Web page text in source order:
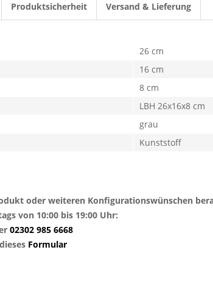
Produktsicherheit Versand & Lieferung
oder weiteren Konfigurationswünschen
von 10:00 bis 19:00 Uhr:
02302 985 6668
Formular
26 cm
16 cm
8 cm
LBH 26x16x8 cm
grau
Kunststoff